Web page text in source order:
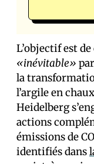
L’objectif est
«inévitable»
la
l’argile en
Heidelberg
actions
émissions de
identifiés dans